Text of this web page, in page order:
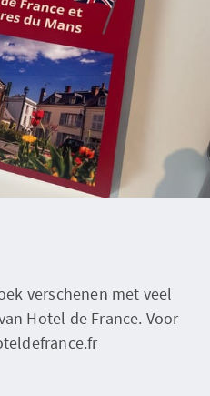
verschenen met veel
Hotel de France. Voor